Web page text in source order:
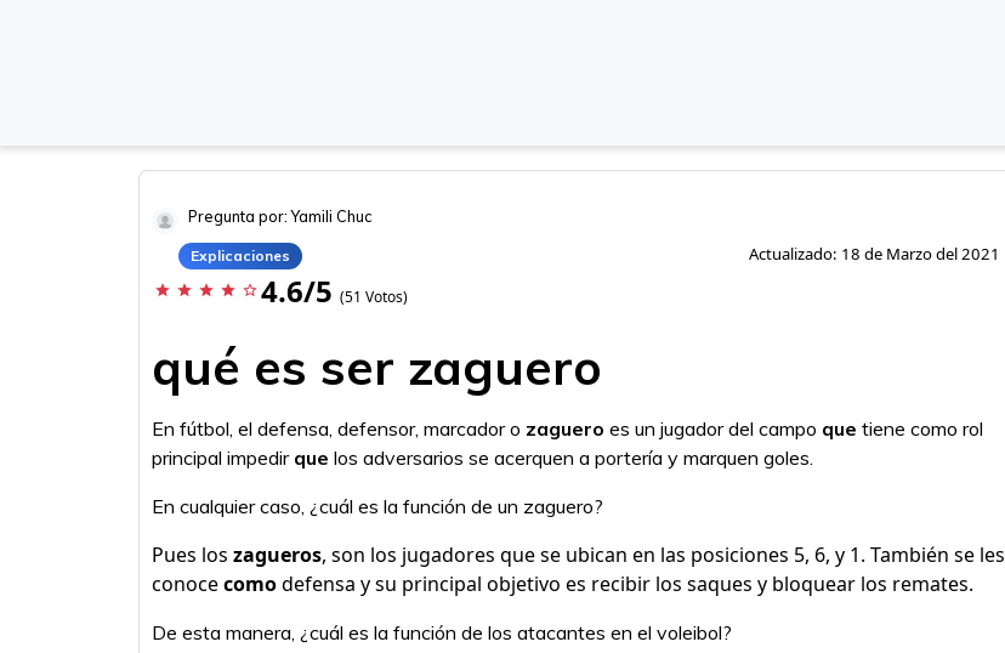
Pregunta por: Yamili Chuc
Explicaciones Actualizado: 18 de Marzo del 2021
star star star star star_border 4.6/5 (51 Votos)
qué es ser zaguero
En fútbol, el defensa, defensor, marcador o zaguero ​ es un jugador del campo que tiene como rol
principal impedir que los adversarios se acerquen a portería y marquen goles.
En cualquier caso, ¿cuál es la función de un zaguero?
Pues los zagueros, son los jugadores que se ubican en las posiciones 5, 6, y 1. También se les
conocecomodefensa y su principal objetivo es recibir los saques y bloquear los remates.
De esta manera, ¿cuál es la función de los atacantes en el voleibol?